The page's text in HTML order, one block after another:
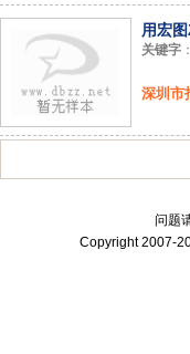
用宏
关键字 ：
深圳市
问题
Copyright 2007-